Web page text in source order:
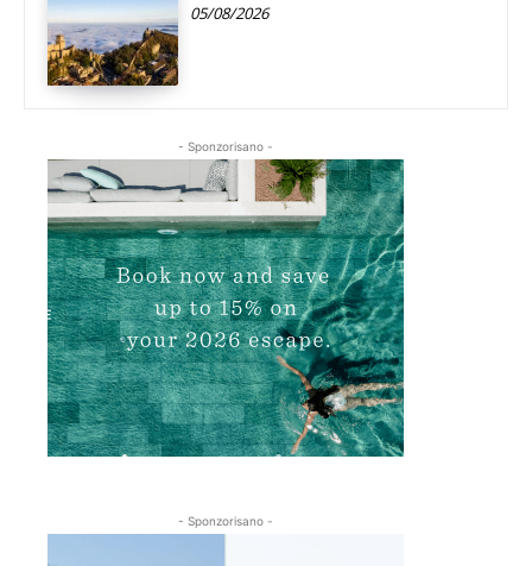
05/08/2026
- Sponzorisano -
- Sponzorisano -